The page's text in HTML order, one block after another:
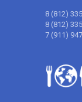
8 (812)
8 (812)
7 (911)